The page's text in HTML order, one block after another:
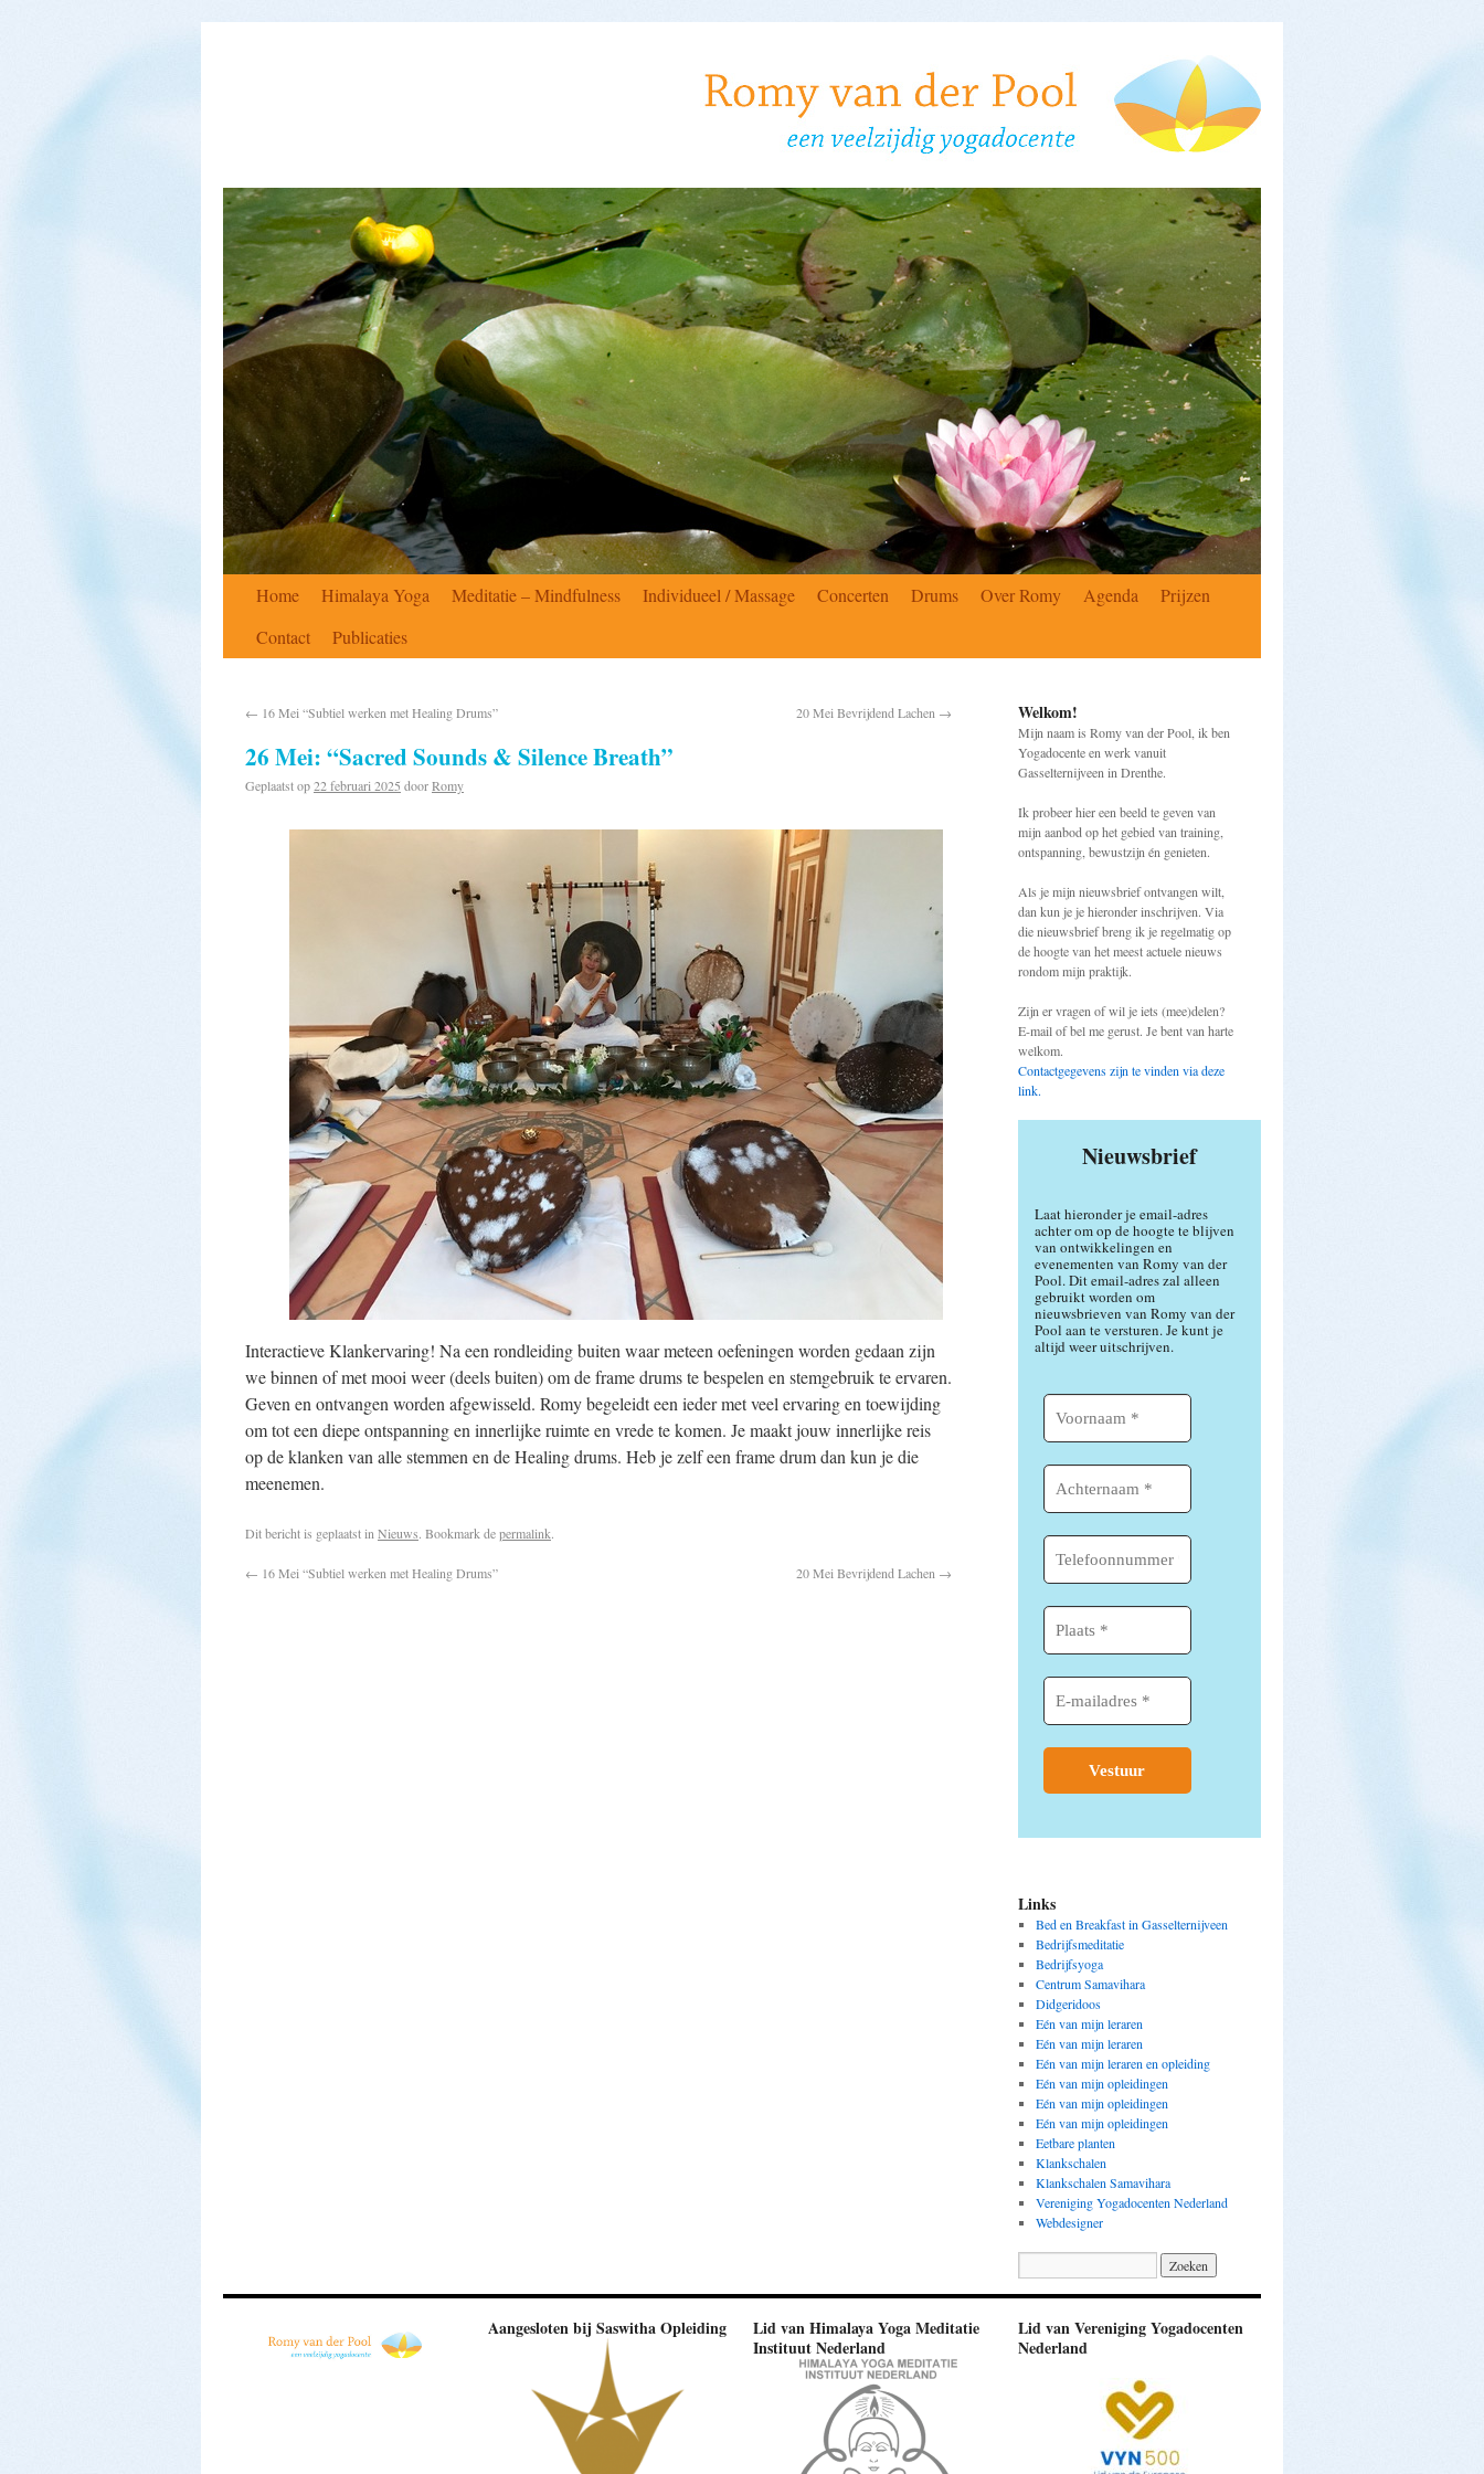
Home Himalaya Yoga Meditatie – Mindfulness Individueel / Massage Concerten Drums Over Romy Agenda
Prijzen
Contact
Publicaties
← 16 Mei “Subtiel werken met Healing Drums” 20 Mei Bevrijdend Lachen →
26 Mei: “Sacred Sounds & Silence Breath”
Geplaatst op22 februari 2025 doorRomy
Interactieve Klankervaring! Na een rondleiding buiten waar meteen oefeningen worden gedaan zijn
we binnen of met mooi weer (deels buiten) om de frame drums te bespelen en stemgebruik te ervaren.
Geven en ontvangen worden afgewisseld. Romy begeleidt een ieder met veel ervaring en toewijding
om tot een diepe ontspanning en innerlijke ruimte en vrede te komen. Je maakt jouw innerlijke reis
op de klanken van alle stemmen en de Healing drums. Heb je zelf een frame drum dan kun je die
meenemen.
Dit bericht is geplaatst in Nieuws. Bookmark depermalink.
← 16 Mei “Subtiel werken met Healing Drums” 20 Mei Bevrijdend Lachen →
Welkom!
Mijn naam is Romy van der Pool, ik ben
Yogadocente en werk vanuit
Gasselternijveen in Drenthe.
Ik probeer hier een beeld te geven van
mijn aanbod op het gebied van training,
ontspanning, bewustzijn én genieten.
Als je mijn nieuwsbrief ontvangen wilt,
dan kun je je hieronder inschrijven. Via
die nieuwsbrief breng ik je regelmatig op
de hoogte van het meest actuele nieuws
rondom mijn praktijk.
Zijn er vragen of wil je iets (mee)delen?
E-mail of bel me gerust. Je bent van harte
welkom.
Contactgegevens zijn te vinden via deze
link.
Nieuwsbrief
Laat hieronder je email-adres
achter om op de hoogte te blijven
van ontwikkelingen en
evenementen van Romy van der
Pool. Dit email-adres zal alleen
gebruikt worden om
nieuwsbrieven van Romy van der
Pool aan te versturen. Je kunt je
altijd weer uitschrijven.
Links
Bed en Breakfast in Gasselternijveen
Bedrijfsmeditatie
Bedrijfsyoga
Centrum Samavihara
Didgeridoos
Eén van mijn leraren
Eén van mijn leraren
Eén van mijn leraren en opleiding
Eén van mijn opleidingen
Eén van mijn opleidingen
Eén van mijn opleidingen
Eetbare planten
Klankschalen
Klankschalen Samavihara
Vereniging Yogadocenten Nederland
Webdesigner
Aangesloten bij Saswitha Opleiding
Lid van Himalaya Yoga Meditatie
Instituut Nederland
Lid van Vereniging Yogadocenten
Nederland